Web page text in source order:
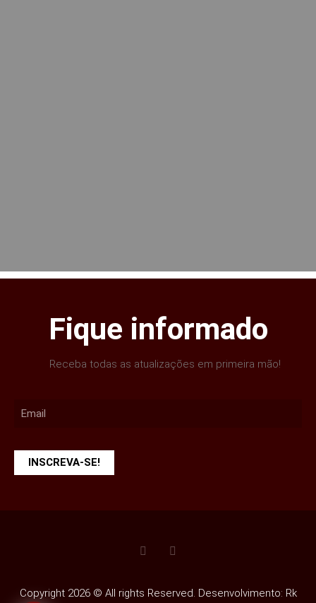
Fique informado
Receba todas as atualizações em primeira mão!
INSCREVA-SE!
Copyright 2026 © All rights Reserved. Desenvolvimento: Rk